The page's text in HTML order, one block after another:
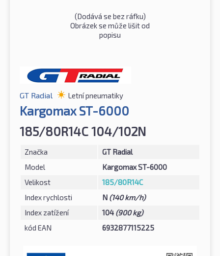
(Dodává se bez ráfku)
Obrázek se může lišit od
popisu
GT Radial Letní pneumatiky
Kargomax ST-6000
185/80R14C 104/102N
Značka
GT Radial
Model
Kargomax ST-6000
Velikost
185/80R14C
Index rychlosti
N (140 km/h)
Index zatížení
104 (900 kg)
kód EAN
6932877115225